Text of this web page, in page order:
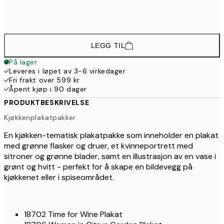
LEGG TIL
På lager
Leveres i løpet av 3-6 virkedager
Fri frakt over 599 kr
Åpent kjøp i 90 dager
PRODUKTBESKRIVELSE
Kjøkkenplakatpakker
En kjøkken-tematisk plakatpakke som inneholder en plakat
med grønne flasker og druer, et kvinneportrett med
sitroner og grønne blader, samt en illustrasjon av en vase i
grønt og hvitt - perfekt for å skape en bildevegg på
kjøkkenet eller i spiseområdet.
18702 Time for Wine Plakat